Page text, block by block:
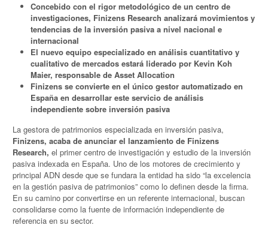
Concebido con el rigor metodológico de un centro de
investigaciones, Finizens Research analizará movimientos y
tendencias de la inversión pasiva a nivel nacional e
internacional
El nuevo equipo especializado en análisis cuantitativo y
cualitativo de mercados estará liderado por Kevin Koh
Maier, responsable de Asset Allocation
Finizens se convierte en el único gestor automatizado en
España en desarrollar este servicio de análisis
independiente sobre inversión pasiva
La gestora de patrimonios especializada en inversión pasiva,
Finizens, acaba de anunciar el lanzamiento de Finizens
Research, el primer centro de investigación y estudio de la inversión
pasiva indexada en España. Uno de los motores de crecimiento y
principal ADN desde que se fundara la entidad ha sido “la excelencia
en la gestión pasiva de patrimonios” como lo definen desde la firma.
En su camino por convertirse en un referente internacional, buscan
consolidarse como la fuente de información independiente de
referencia en su sector.